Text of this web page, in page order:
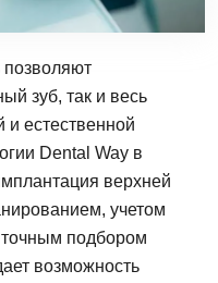
зуб, так и весь
естественной
Dental Way в
верхней
учетом
точным подбором
возможность